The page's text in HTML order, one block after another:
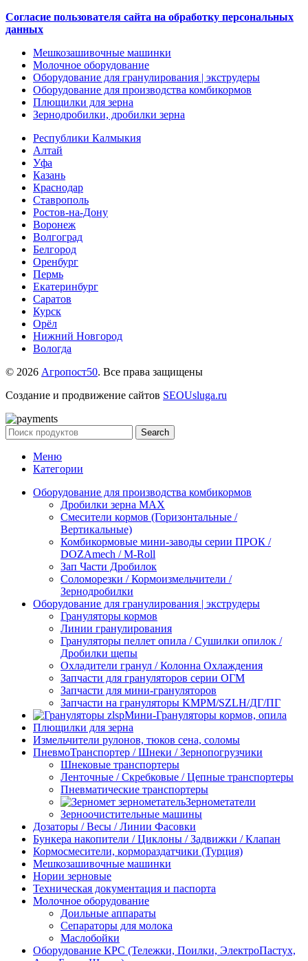
Согласие пользователя сайта на обработку персональных
данных
Мешкозашивочные машинки
Молочное оборудование
Оборудование для гранулирования | экструдеры
Оборудование для производства комбикормов
Плющилки для зерна
Зернодробилки, дробилки зерна
Республики Калмыкия
Алтай
Уфа
Казань
Краснодар
Ставрополь
Ростов-на-Дону
Воронеж
Волгоград
Белгород
Оренбург
Пермь
Екатеринбург
Саратов
Курск
Орёл
Нижний Новгород
Вологда
© 2026 Агропост50. Все права защищены
Создание и продвижение сайтов SEOUsluga.ru
Search
Меню
Категории
Оборудование для производства комбикормов
Дробилки зерна МАХ
Смесители кормов (Горизонтальные /
Вертикальные)
Комбикормовые мини-заводы серии ПРОК /
DOZAmech / M-Roll
Зап Части Дробилок
Соломорезки / Кормоизмельчители /
Зернодробилки
Оборудование для гранулирования | экструдеры
Грануляторы кормов
Линии гранулирования
Грануляторы пеллет опила / Сушилки опилок /
Дробилки щепы
Охладители гранул / Колонна Охлаждения
Запчасти для грануляторов серии ОГМ
Запчасти для мини-грануляторов
Запчасти на грануляторы KMPM/SZLH/ДГ/ПГ
Мини-Грануляторы кормов, опила
Плющилки для зерна
Измельчители рулонов, тюков сена, соломы
ПневмоТранспортер / Шнеки / Зернопогрузчики
Шнековые транспортеры
Ленточные / Скребковые / Цепные транспортеры
Пневматические транспортеры
Зернометатели
Зерноочистительные машины
Дозаторы / Весы / Линии Фасовки
Бункера накопители / Циклоны / Задвижки / Клапан
Кормосмесители, кормораздатчики (Турция)
Мешкозашивочные машинки
Нории зерновые
Техническая документация и паспорта
Молочное оборудование
Доильные аппараты
Сепараторы для молока
Маслобойки
Оборудование КРС (Тележки, Поилки, ЭлектроПастух,